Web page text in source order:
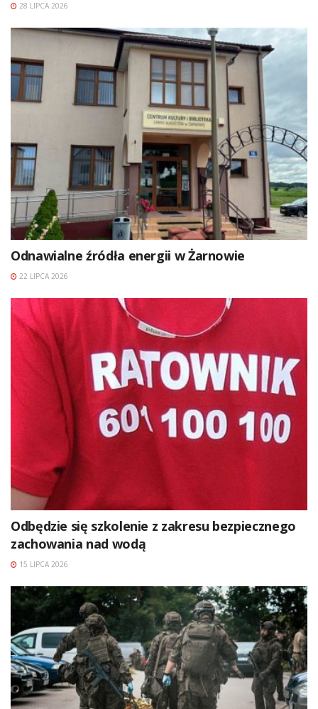
28 LIPCA 2026
Odnawialne źródła energii w Żarnowie
22 LIPCA 2026
Odbędzie się szkolenie z zakresu bezpiecznego
zachowania nad wodą
15 LIPCA 2026